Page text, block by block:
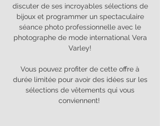
discuter de ses incroyables sélections de
bijoux et programmer un spectaculaire
séance photo professionnelle avec le
photographe de mode international Vera
Varley!
Vous pouvez profiter de cette offre à
durée limitée pour avoir des idées sur les
sélections de vêtements qui vous
conviennent!